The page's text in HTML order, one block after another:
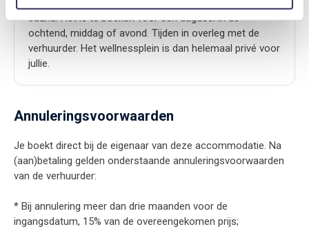
sauna. Het is te boeken voor een dagdeel in de
ochtend, middag of avond. Tijden in overleg met de
verhuurder. Het wellnessplein is dan helemaal privé voor
jullie.
Annuleringsvoorwaarden
Je boekt direct bij de eigenaar van deze accommodatie. Na
(aan)betaling gelden onderstaande annuleringsvoorwaarden
van de verhuurder:
* Bij annulering meer dan drie maanden voor de
ingangsdatum, 15% van de overeengekomen prijs;